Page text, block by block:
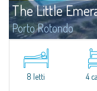
The Little
Porto Rotondo
Porto RotondoNel cuore
Rotondo e dalle più
8 letti 4